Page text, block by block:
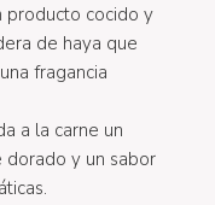
producto cocido y
de haya que
fragancia
a la carne un
dorado y un sabor